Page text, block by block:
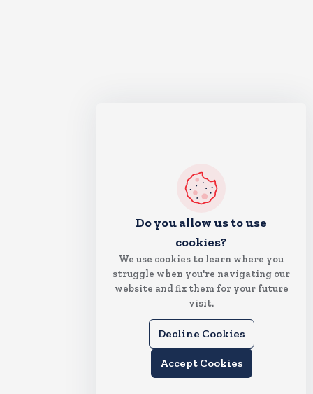
Do you allow us to use
cookies?
We use cookies to learn where you
struggle when you're navigating our
website and fix them for your future
visit.
Decline Cookies
Accept Cookies